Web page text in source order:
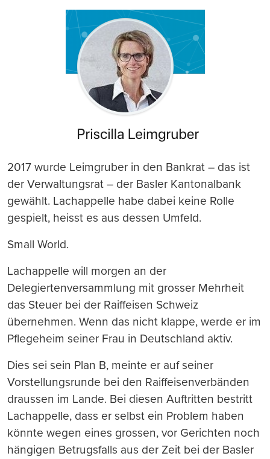
2017 wurde Leimgruber in den Bankrat – das ist
der Verwaltungsrat – der Basler Kantonalbank
gewählt. Lachappelle habe dabei keine Rolle
gespielt, heisst es aus dessen Umfeld.
Small World.
Lachappelle will morgen an der
Delegiertenversammlung mit grosser Mehrheit
das Steuer bei der Raiffeisen Schweiz
übernehmen. Wenn das nicht klappe, werde er im
Pflegeheim seiner Frau in Deutschland aktiv.
Dies sei sein Plan B, meinte er auf seiner
Vorstellungsrunde bei den Raiffeisenverbänden
draussen im Lande. Bei diesen Auftritten bestritt
Lachappelle, dass er selbst ein Problem haben
könnte wegen eines grossen, vor Gerichten noch
hängigen Betrugsfalls aus der Zeit bei der Basler